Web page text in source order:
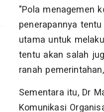
"Pola menagemen
penerapannya
utama untuk
tentu akan salah
ranah
Sementara itu, Dr
Komunikasi